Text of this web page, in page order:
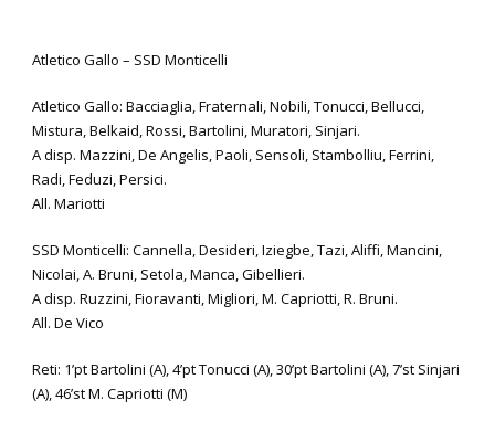
Atletico Gallo – SSD Monticelli
Atletico Gallo: Bacciaglia, Fraternali, Nobili, Tonucci, Bellucci,
Mistura, Belkaid, Rossi, Bartolini, Muratori, Sinjari.
A disp. Mazzini, De Angelis, Paoli, Sensoli, Stambolliu, Ferrini,
Radi, Feduzi, Persici.
All. Mariotti
SSD Monticelli: Cannella, Desideri, Iziegbe, Tazi, Aliffi, Mancini,
Nicolai, A. Bruni, Setola, Manca, Gibellieri.
A disp. Ruzzini, Fioravanti, Migliori, M. Capriotti, R. Bruni.
All. De Vico
Reti: 1’pt Bartolini (A), 4’pt Tonucci (A), 30’pt Bartolini (A), 7’st Sinjari
(A), 46’st M. Capriotti (M)